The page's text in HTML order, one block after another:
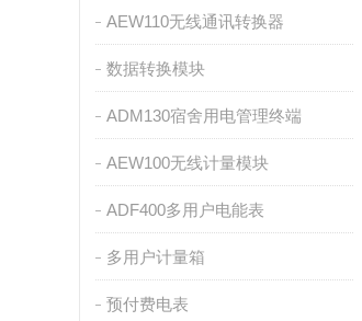
AEW110无线通讯转换器
数据转换模块
ADM130宿舍用电管理终端
AEW100无线计量模块
ADF400多用户电能表
多用户计量箱
预付费电表